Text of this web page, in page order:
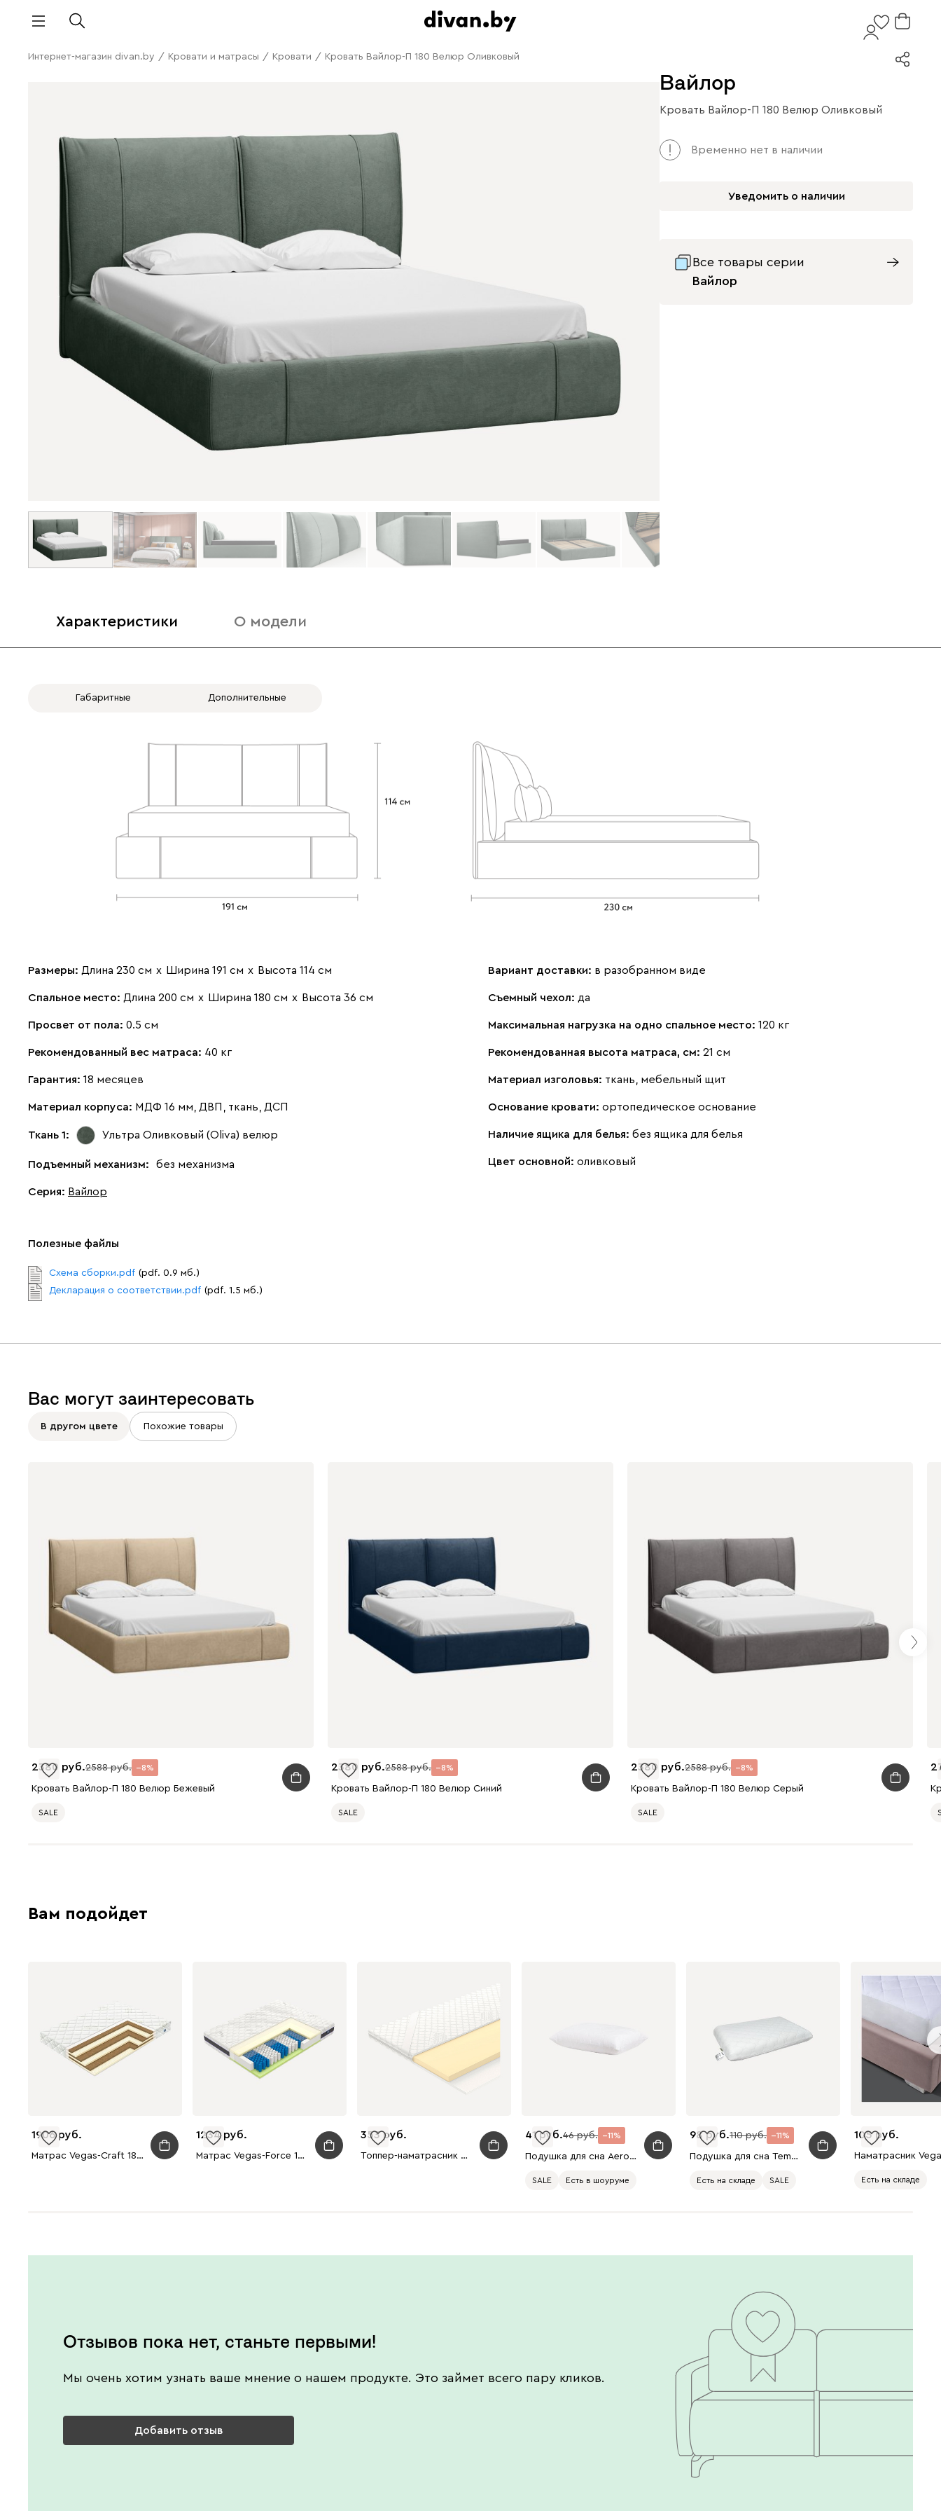
Интернет-магазин divan.by / Кровати и матрасы / Кровати / Кровать Вайлор-П 180 Велюр Оливковый
Вайлор
Кровать Вайлор-П 180 Велюр Оливковый
Временно нет в наличии
Уведомить о наличии
Все товары серии
Вайлор
Характеристики О модели
Габаритные Дополнительные
Размеры: Длина 230 см х Ширина 191 см х Высота 114 см
Спальное место: Длина 200 см х Ширина 180 см х Высота 36 см
Просвет от пола: 0.5 см
Рекомендованный вес матраса: 40 кг
Гарантия: 18 месяцев
Материал корпуса: МДФ 16 мм, ДВП, ткань, ДСП
Ткань 1: Ультра Оливковый (Oliva) велюр
Подъемный механизм: без механизма
Серия: Вайлор
Вариант доставки: в разобранном виде
Съемный чехол: да
Максимальная нагрузка на одно спальное место: 120 кг
Рекомендованная высота матраса, см: 21 см
Материал изголовья: ткань, мебельный щит
Основание кровати: ортопедическое основание
Наличие ящика для белья: без ящика для белья
Цвет основной: оливковый
Полезные файлы
Схема сборки.pdf (pdf. 0.9 мб.)
Декларация о соответствии.pdf (pdf. 1.5 мб.)
Вас могут заинтересовать
В другом цвете Похожие товары
2380 2588 8
Кровать Вайлор-П 180 Велюр Бежевый
SALE
2380 2588 8
Кровать Вайлор-П 180 Велюр Синий
SALE
2380 2588 8
Кровать Вайлор-П 180 Велюр Серый
SALE
Вам подойдет
1906
Матрас Vegas-Craft 180x200
1234
Матрас Vegas-Force 180x200
353
Топпер-наматрасник Vegas-Memory-3 180x200
41 46 11
Подушка для сна Aerobamboo
SALE Есть в шоуруме
98 110 11
Подушка для сна Temp Control S
Есть на складе SALE
105
Есть на складе
Отзывов пока нет, станьте первыми!
Мы очень хотим узнать ваше мнение о нашем продукте. Это займет всего пару кликов.
Добавить отзыв